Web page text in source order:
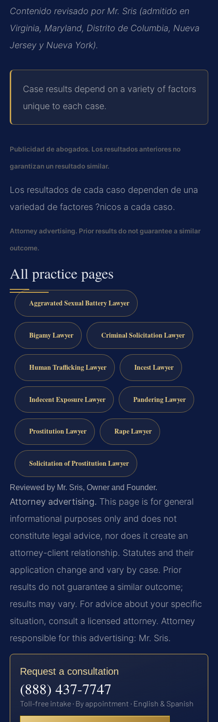
Contenido revisado por Mr. Sris (admitido en
Virginia, Maryland, Distrito de Columbia, Nueva
Jersey y Nueva York).
Case results depend on a variety of factors
unique to each case.
Publicidad de abogados. Los resultados anteriores no
garantizan un resultado similar.
Los resultados de cada caso dependen de una
variedad de factores ?nicos a cada caso.
Attorney advertising. Prior results do not guarantee a similar
outcome.
All practice pages
Aggravated Sexual Battery Lawyer
Bigamy Lawyer Criminal Solicitation Lawyer
Human Trafficking Lawyer Incest Lawyer
Indecent Exposure Lawyer Pandering Lawyer
Prostitution Lawyer Rape Lawyer
Solicitation of Prostitution Lawyer
Reviewed by Mr. Sris, Owner and Founder.
Attorney advertising. This page is for general
informational purposes only and does not
constitute legal advice, nor does it create an
attorney-client relationship. Statutes and their
application change and vary by case. Prior
results do not guarantee a similar outcome;
results may vary. For advice about your specific
situation, consult a licensed attorney. Attorney
responsible for this advertising: Mr. Sris.
Request a consultation
(888) 437-7747
Toll-free intake · By appointment · English & Spanish